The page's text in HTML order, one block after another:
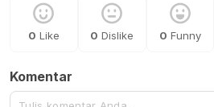
0 Like 0 Dislike 0 Funny
Komentar